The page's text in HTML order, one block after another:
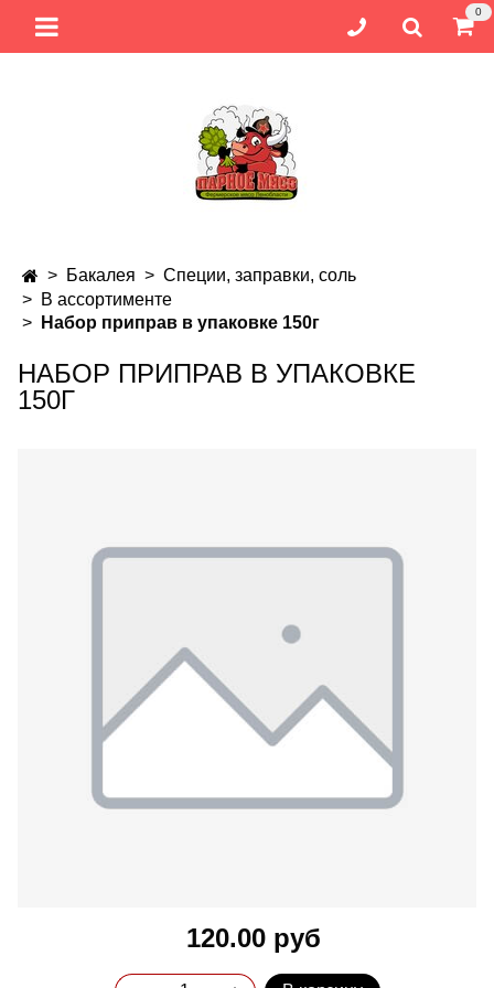
0
Бакалея
Специи, заправки, соль
В ассортименте
Набор приправ в упаковке 150г
НАБОР ПРИПРАВ В УПАКОВКЕ
150Г
120.00 руб